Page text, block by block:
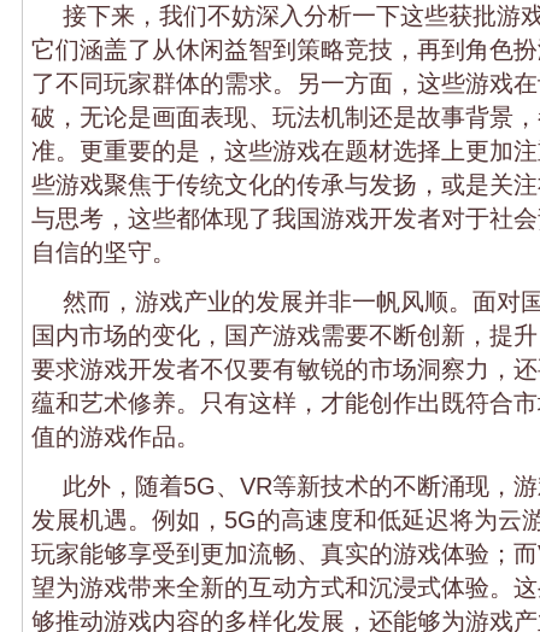
接下来，我们不妨深入分析一下这些获批游
它们涵盖了从休闲益智到策略竞技，再到角色
了不同玩家群体的需求。另一方面，这些游戏
破，无论是画面表现、玩法机制还是故事背景
准。更重要的是，这些游戏在题材选择上更加
些游戏聚焦于传统文化的传承与发扬，或是关
与思考，这些都体现了我国游戏开发者对于社
自信的坚守。
然而，游戏产业的发展并非一帆风顺。面对
国内市场的变化，国产游戏需要不断创新，提
要求游戏开发者不仅要有敏锐的市场洞察力，
蕴和艺术修养。只有这样，才能创作出既符合
值的游戏作品。
此外，随着5G、VR等新技术的不断涌现，
发展机遇。例如，5G的高速度和低延迟将为云
玩家能够享受到更加流畅、真实的游戏体验；
望为游戏带来全新的互动方式和沉浸式体验。
够推动游戏内容的多样化发展，还能够为游戏